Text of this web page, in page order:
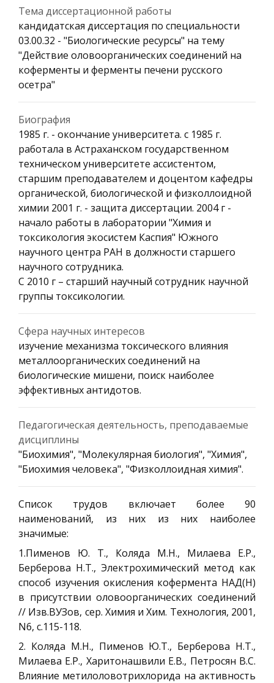
Тема диссертационной работы
кандидатская диссертация по специальности
03.00.32 - "Биологические ресурсы" на тему
"Действие оловоорганических соединений на
коферменты и ферменты печени русского
осетра"
Биография
1985 г. - окончание университета. с 1985 г.
работала в Астраханском государственном
техническом университете ассистентом,
старшим преподавателем и доцентом кафедры
органической, биологической и физколлоидной
химии 2001 г. - защита диссертации. 2004 г -
начало работы в лаборатории "Химия и
токсикология экосистем Каспия" Южного
научного центра РАН в должности старшего
научного сотрудника.
С 2010 г – старший научный сотрудник научной
группы токсикологии.
Сфера научных интересов
изучение механизма токсического влияния
металлоорганических соединений на
биологические мишени, поиск наиболее
эффективных антидотов.
Педагогическая деятельность, преподаваемые
дисциплины
"Биохимия", "Молекулярная биология", "Химия",
"Биохимия человека", "Физколлоидная химия".
Список трудов включает более 90
наименований, из них из них наиболее
значимые:
1.Пименов Ю. Т., Коляда М.Н., Милаева Е.Р.,
Берберова Н.Т., Электрохимический метод как
способ изучения окисления кофермента НАД(Н)
в присутствии оловоорганических соединений
// Изв.ВУЗов, сер. Химия и Хим. Технология, 2001,
N6, с.115-118.
2. Коляда М.Н., Пименов Ю.Т., Берберова Н.Т.,
Милаева Е.Р., Харитонашвили Е.В., Петросян В.С.
Влияние метилоловотрихлорида на активность